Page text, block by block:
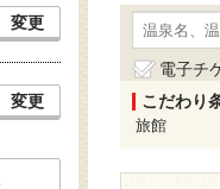
電子チ
こだわり
旅館
変更
変更